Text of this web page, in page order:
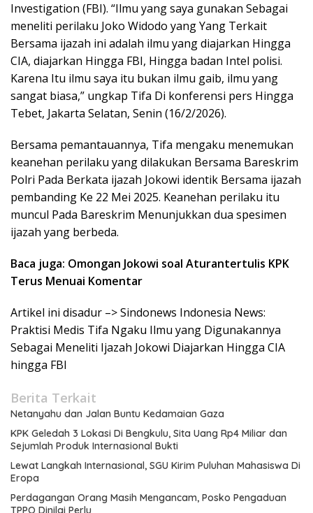
Investigation (FBI). “Ilmu yang saya gunakan Sebagai
meneliti perilaku Joko Widodo yang Yang Terkait
Bersama ijazah ini adalah ilmu yang diajarkan Hingga
CIA, diajarkan Hingga FBI, Hingga badan Intel polisi.
Karena Itu ilmu saya itu bukan ilmu gaib, ilmu yang
sangat biasa,” ungkap Tifa Di konferensi pers Hingga
Tebet, Jakarta Selatan, Senin (16/2/2026).
Bersama pemantauannya, Tifa mengaku menemukan
keanehan perilaku yang dilakukan Bersama Bareskrim
Polri Pada Berkata ijazah Jokowi identik Bersama ijazah
pembanding Ke 22 Mei 2025. Keanehan perilaku itu
muncul Pada Bareskrim Menunjukkan dua spesimen
ijazah yang berbeda.
Baca juga: Omongan Jokowi soal Aturantertulis KPK
Terus Menuai Komentar
Artikel ini disadur –> Sindonews Indonesia News:
Praktisi Medis Tifa Ngaku Ilmu yang Digunakannya
Sebagai Meneliti Ijazah Jokowi Diajarkan Hingga CIA
hingga FBI
Berita Terkait
Netanyahu dan Jalan Buntu Kedamaian Gaza
KPK Geledah 3 Lokasi Di Bengkulu, Sita Uang Rp4 Miliar dan
Sejumlah Produk Internasional Bukti
Lewat Langkah Internasional, SGU Kirim Puluhan Mahasiswa Di
Eropa
Perdagangan Orang Masih Mengancam, Posko Pengaduan
TPPO Dinilai Perlu